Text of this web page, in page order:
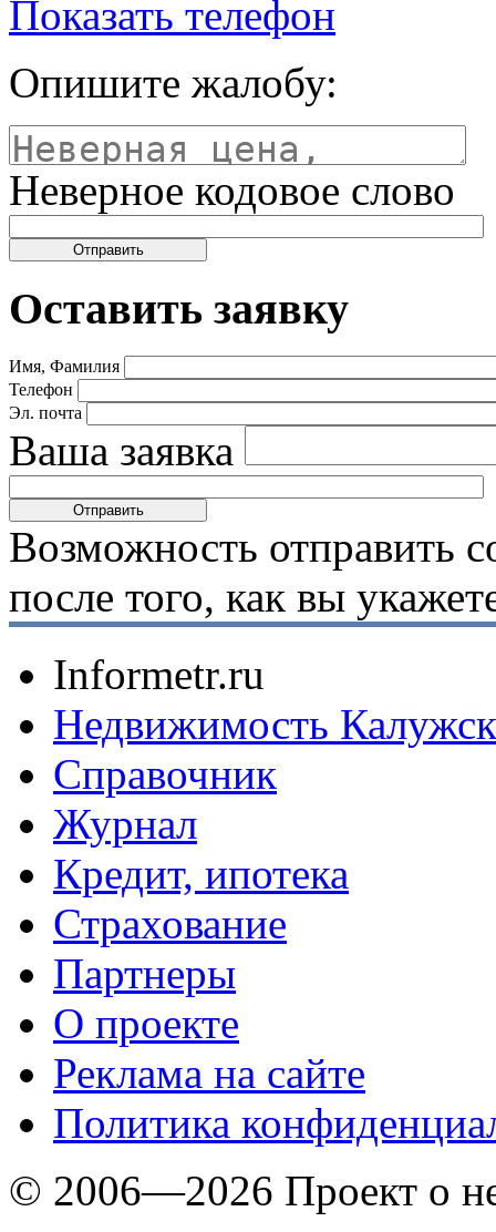
Показать телефон
Опишите жалобу:
Неверное кодовое слово
Оставить заявку
Имя, Фамилия
Телефон
Эл. почта
Ваша заявка
Возможность отправить
после того, как вы
Informetr.ru
Недвижимость
Справочник
Журнал
Кредит, ипотека
Страхование
Партнеры
O проекте
Реклама на сайте
Политика
© 2006—2026 Проект о